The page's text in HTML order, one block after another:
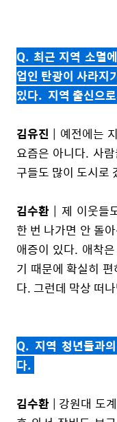
Q. 최근 지역 소멸
업인 탄광이 사라지
있다. 지역 출신으
김유진 | 예전에는
요즘은 아니다. 사
구들도 많이 도시로
김수환 | 제 이웃들
한 번 나가면 안 돌
애증이 있다. 애착
기 때문에 확실히
다. 그런데 막상 떠
Q. 지역 청년들과
다.
김수환 | 강원대 도